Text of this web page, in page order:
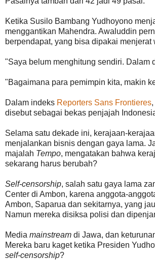
Ketika Susilo Bambang Yudhoyono
menggantikan Mahendra. Awaluddin
berpendapat, yang bisa dipakai
"Saya belum menghitung sendiri. Dalam
"Bagaimana para pemimpin kita, makin
Dalam indeks Reporters Sans Frontieres
disebut sebagai bekas penjajah
Selama satu dekade ini, kerajaan-
menjalankan bisnis dengan gaya lama.
majalah Tempo, mengatakan bahwa
sekarang harus berubah?
Self-censorship, salah satu gaya lama
Center di Ambon, karena anggota-
Ambon, Saparua dan sekitarnya, yang
Namun mereka disiksa polisi dan
Media mainstream di Jawa, dan
Mereka baru kaget ketika Presiden
self-censorship?